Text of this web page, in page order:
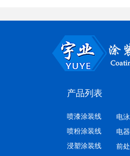
产品列表
喷漆涂装线
喷粉涂装线
浸塑涂装线
电
电
前